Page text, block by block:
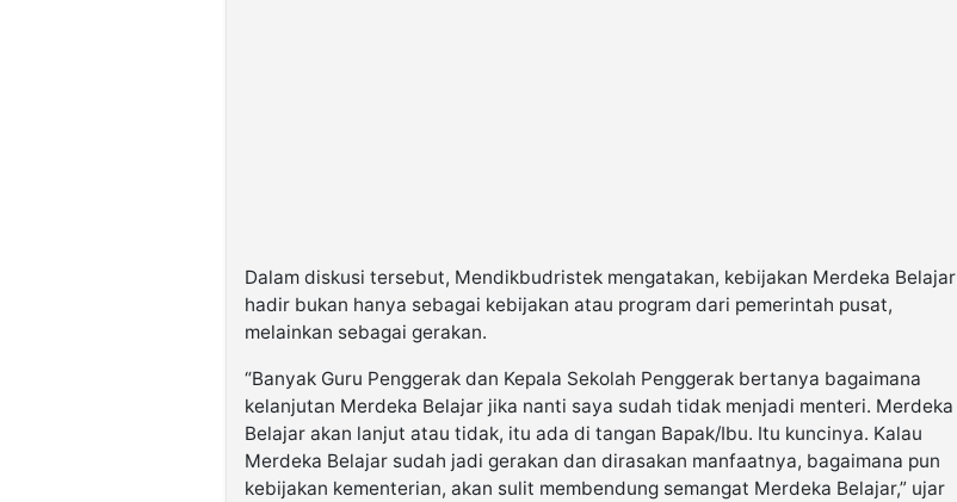
Dalam diskusi tersebut, Mendikbudristek mengatakan, kebijakan Merdeka Belajar
hadir bukan hanya sebagai kebijakan atau program dari pemerintah pusat,
melainkan sebagai gerakan.
“Banyak Guru Penggerak dan Kepala Sekolah Penggerak bertanya bagaimana
kelanjutan Merdeka Belajar jika nanti saya sudah tidak menjadi menteri. Merdeka
Belajar akan lanjut atau tidak, itu ada di tangan Bapak/Ibu. Itu kuncinya. Kalau
Merdeka Belajar sudah jadi gerakan dan dirasakan manfaatnya, bagaimana pun
kebijakan kementerian, akan sulit membendung semangat Merdeka Belajar,” ujar